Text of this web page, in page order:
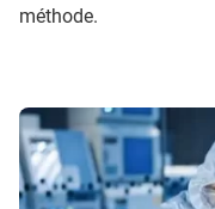
méthode.